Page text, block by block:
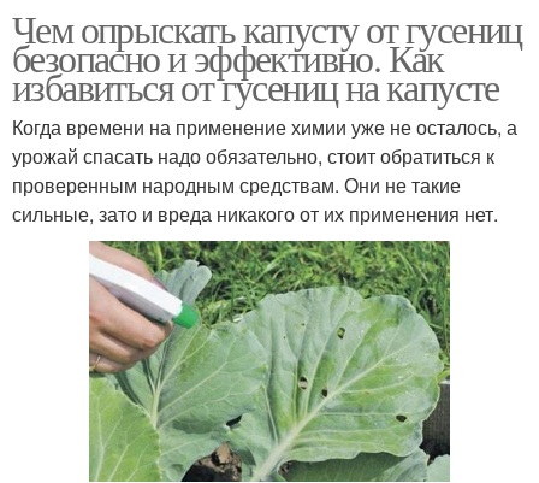
Чем опрыскать капусту от гусениц
безопасно и эффективно. Как
избавиться от гусениц на капусте
Когда времени на применение химии уже не осталось, а
урожай спасать надо обязательно, стоит обратиться к
проверенным народным средствам. Они не такие
сильные, зато и вреда никакого от их применения нет.